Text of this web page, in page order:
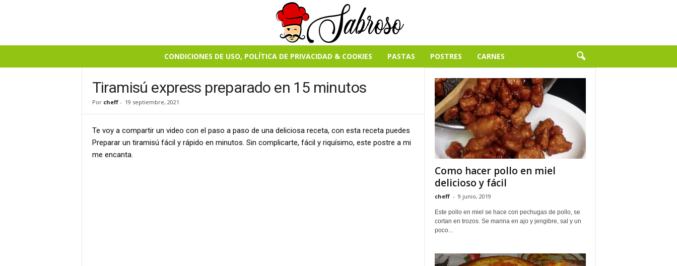
CONDICIONES DE USO, POLÍTICA DE PRIVACIDAD & COOKIES PASTAS POSTRES CARNES
Tiramisú express preparado en 15 minutos
Por cheff- 19 septiembre, 2021
Te voy a compartir un video con el paso a paso de una deliciosa receta, con esta receta puedes
Preparar un tiramisú fácil y rápido en minutos. Sin complicarte, fácil y riquísimo, este postre a mi
me encanta.
Como hacer pollo en miel
delicioso y fácil
cheff - 9 junio, 2019
Este pollo en miel se hace con pechugas de pollo, se
cortan en trozos. Se marina en ajo y jengibre, sal y un
poco...